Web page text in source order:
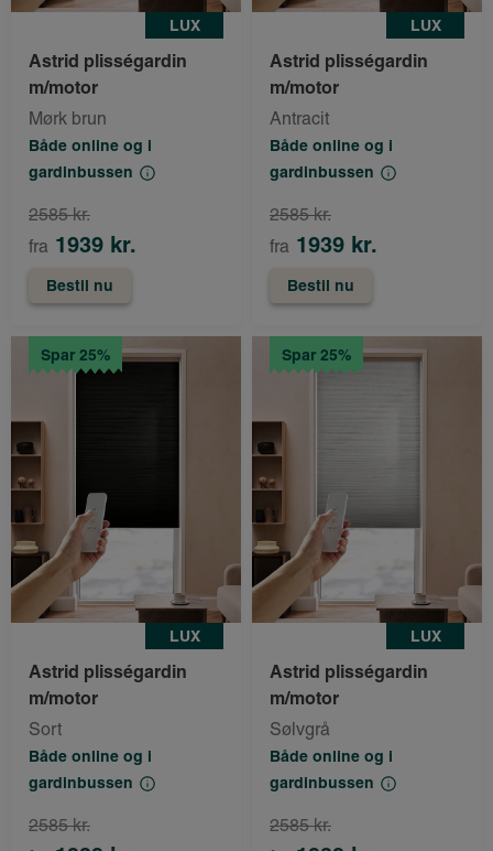
LUX
Astrid plisségardin
m/motor
Mørk brun
Både online og i
gardinbussen
fra 1939 kr.
2585 kr.
Bestil nu
LUX
Astrid plisségardin
m/motor
Antracit
Både online og i
gardinbussen
fra 1939 kr.
2585 kr.
Bestil nu
Spar 25%
LUX
Astrid plisségardin
m/motor
Sort
Både online og i
gardinbussen
2585 kr.
Spar 25%
LUX
Astrid plisségardin
m/motor
Sølvgrå
Både online og i
gardinbussen
2585 kr.